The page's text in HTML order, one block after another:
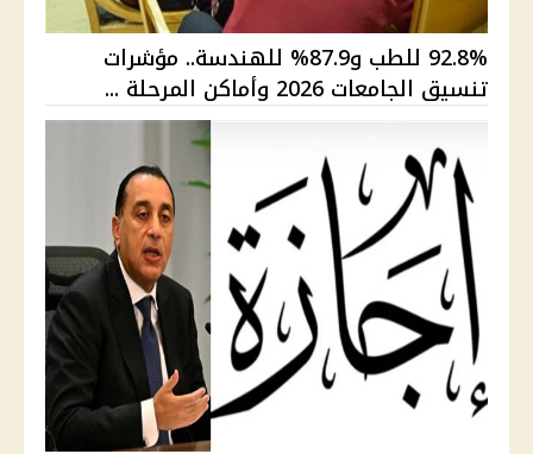
92.8% للطب و87.9% للهندسة.. مؤشرات
تنسيق الجامعات 2026 وأماكن المرحلة ...